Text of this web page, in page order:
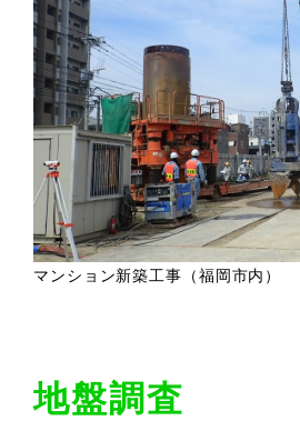
マンション新築工事（福岡市内）
地盤調査